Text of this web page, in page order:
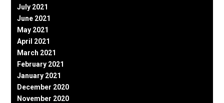
July 2021
June 2021
May 2021
April 2021
March 2021
February 2021
January 2021
December 2020
November 2020